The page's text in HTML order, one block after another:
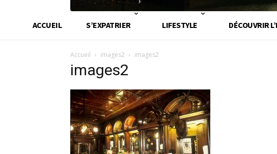
ACCUEIL S’EXPATRIER LIFESTYLE DÉCOUVRIR
Accueil images2 images2
images2